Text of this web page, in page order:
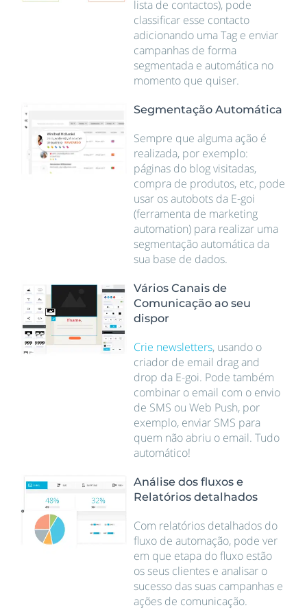
lista de contactos), pode
classificar esse contacto
adicionando uma Tag e enviar
campanhas de forma
segmentada e automática no
momento que quiser.
Segmentação Automática
Sempre que alguma ação é
realizada, por exemplo:
páginas do blog visitadas,
compra de produtos, etc, pode
usar os autobots da E-goi
(ferramenta de marketing
automation) para realizar uma
segmentação automática da
sua base de dados.
Vários Canais de
Comunicação ao seu
dispor
Crie newsletters, usando o
criador de email drag and
drop da E-goi. Pode também
combinar o email com o envio
de SMS ou Web Push, por
exemplo, enviar SMS para
quem não abriu o email. Tudo
automático!
Análise dos fluxos e
Relatórios detalhados
Com relatórios detalhados do
fluxo de automação, pode ver
em que etapa do fluxo estão
os seus clientes e analisar o
sucesso das suas campanhas e
ações de comunicação.